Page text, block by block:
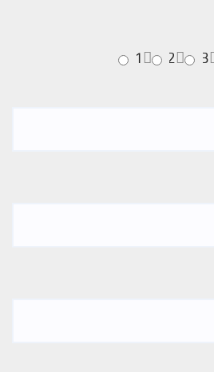
3
2
1